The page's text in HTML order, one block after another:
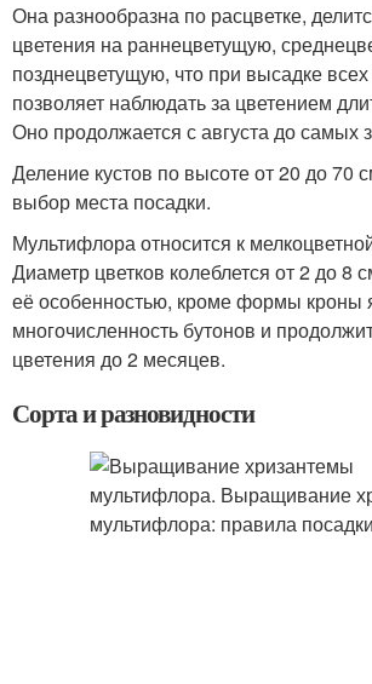
Она разнообразна по расцветке,
цветения на раннецветущую,
позднецветущую, что при высадке всех
позволяет наблюдать за цветением
Оно продолжается с августа до самых
Деление кустов по высоте от 20 до 70
выбор места посадки.
Мультифлора относится к
Диаметр цветков колеблется от 2 до 8
её особенностью, кроме формы кроны
многочисленность бутонов и
цветения до 2 месяцев.
Сорта и разновидности